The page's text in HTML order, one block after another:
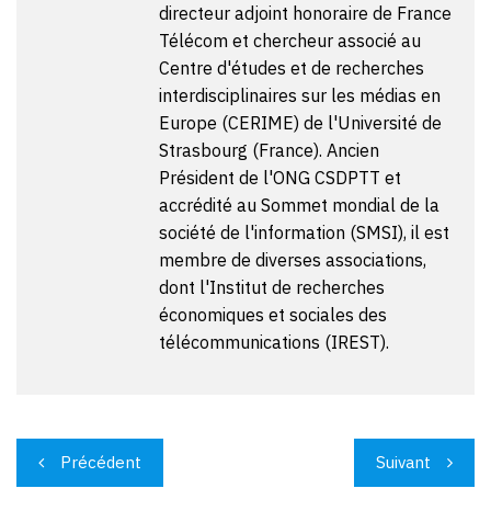
directeur adjoint honoraire de France
Télécom et chercheur associé au
Centre d'études et de recherches
interdisciplinaires sur les médias en
Europe (CERIME) de l'Université de
Strasbourg (France). Ancien
Président de l'ONG CSDPTT et
accrédité au Sommet mondial de la
société de l'information (SMSI), il est
membre de diverses associations,
dont l'Institut de recherches
économiques et sociales des
télécommunications (IREST).
Navigation
de
Précédent Suivant